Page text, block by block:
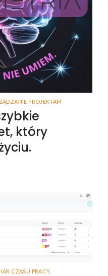
PROJEKTAM
który
CZASU PRACY,